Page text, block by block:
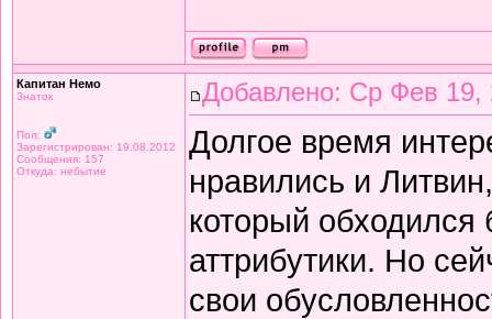
Капитан Немо
Знаток
Пол:
Зарегистрирован: 19.08.2012
Сообщения: 157
Откуда: небытие
Добавлено: Ср Фев 19,
Долгое время
нравились и
который обходился
аттрибутики. Но
свои